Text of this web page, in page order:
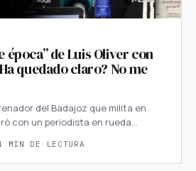
época” de Luis Oliver con
quedado claro? No me
del Badajoz que milita en
con un periodista en rueda…
DE LECTURA